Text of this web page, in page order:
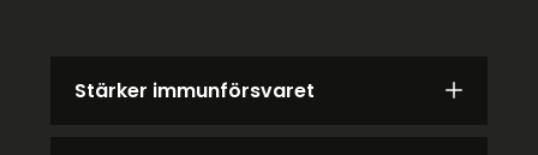
Stärker immunförsvaret